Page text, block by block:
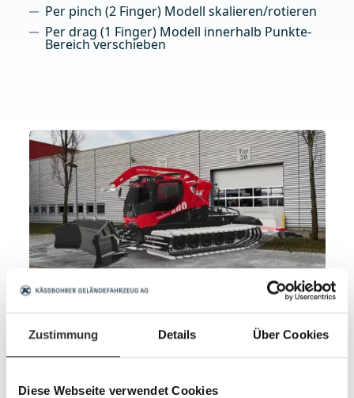
Zustimmung Details Über Cookies
Diese Webseite verwendet Cookies
Per pinch (2 Finger) Modell skalieren/rotieren
Per drag (1 Finger) Modell innerhalb Punkte-
Bereich verschieben